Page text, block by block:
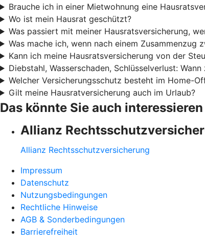
Brauche ich in einer Mietwohnung eine
Wo ist mein Hausrat geschützt?
Was passiert mit meiner Hausratsversicherung,
Was mache ich, wenn nach einem Zusammenzug
Kann ich meine Hausratsversicherung von der
Diebstahl, Wasserschaden, Schlüsselverlust:
Welcher Versicherungsschutz besteht im Home-
Gilt meine Hausratversicherung auch im Urlaub?
Das könnte Sie auch interessieren
Allianz
Allianz Rechtsschutzversicherung
Impressum
Datenschutz
Nutzungsbedingungen
Rechtliche Hinweise
AGB & Sonderbedingungen
Barrierefreiheit